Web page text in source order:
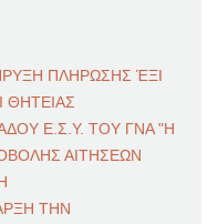
ΠΛΗΡΩΣΗΣ ΈΞΙ
ΘΗΤΕΙΑΣ
Ε.Σ.Υ. ΤΟΥ ΓΝΑ "Η
ΑΙΤΗΣΕΩΝ
ΤΗΝ